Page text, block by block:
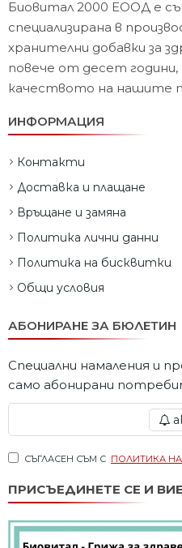
Биовитал 2000 ЕООД е
специализирана в
хранителни добавки за
повече от десет години,
качеството на нашите
ИНФОРМАЦИЯ
Контакти
Доставка и плащане
Връщане и замяна
Политика лични данни
Политика на бисквитки
Общи условия
АБОНИРАНЕ ЗА БЮЛЕТИН
Специални намаления и
само абонирани
СЪГЛАСЕН СЪМ С ПОЛИТИКА
ПРИСЪЕДИНЕТЕ СЕ И ВИЕ